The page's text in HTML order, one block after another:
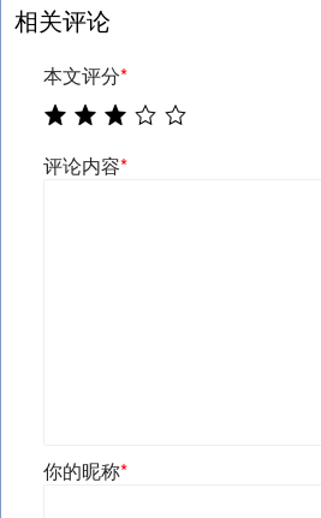
相关评论
本文评分*
评论内容*
你的昵称*